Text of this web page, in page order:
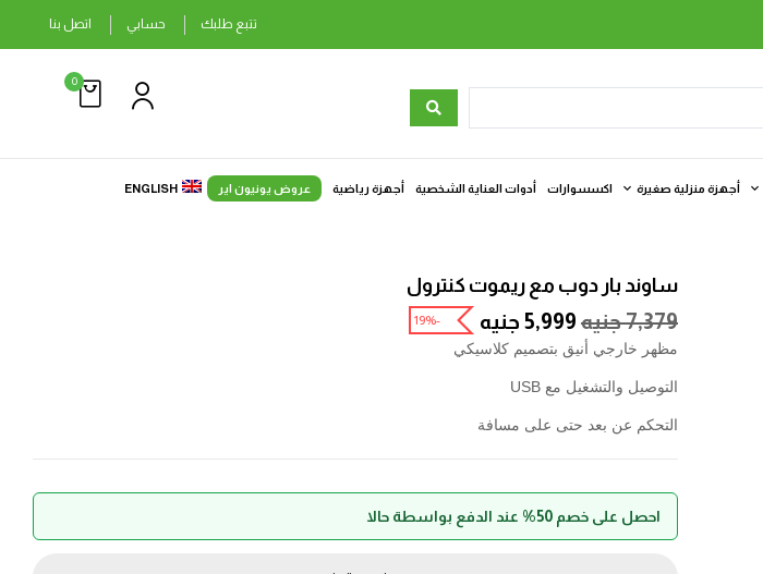
تتبع طلبك حسابي اتصل بنا
0
أجهزة منزلية صغيرة اكسسوارات أدوات العناية الشخصية أجهزة رياضية عروض يونيون اير ENGLISH
ساوند بار دوب مع ريموت كنترول
7,379جنيه 5,999 جنيه -19%
مظهر خارجي أنيق بتصميم كلاسيكي
التوصيل والتشغيل مع USB
التحكم عن بعد حتى على مسافة
احصل على خصم 50% عند الدفع بواسطة حالا